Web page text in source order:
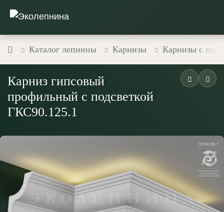
Каталог лепнины Карнизы Карнизы с
Карниз гипсовый
профильный с подсветкой
ГКС90.125.1